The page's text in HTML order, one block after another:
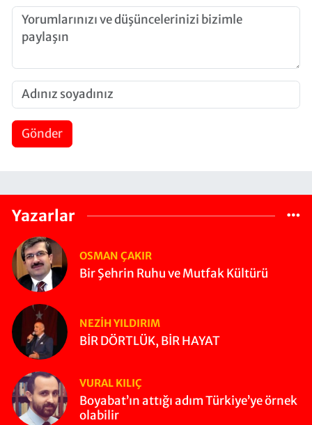
Gönder
Yazarlar
OSMAN ÇAKIR
Bir Şehrin Ruhu ve Mutfak Kültürü
NEZIH YILDIRIM
BİR DÖRTLÜK, BİR HAYAT
VURAL KILIÇ
Boyabat’ın attığı adım Türkiye’ye örnek
olabilir